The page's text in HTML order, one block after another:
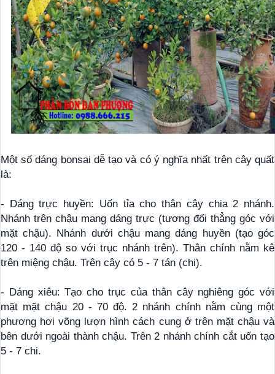
Một số dáng bonsai dễ tạo và có ý nghĩa nhất trên cây quất
là:
- Dáng trực huyền: Uốn tỉa cho thân cây chia 2 nhánh.
Nhánh trên chậu mang dáng trực (tương đối thẳng góc với
mặt chậu). Nhánh dưới chậu mang dáng huyền (tạo góc
120 - 140 độ so với trục nhánh trên). Thân chính nằm kê
trên miệng chậu. Trên cây có 5 - 7 tán (chi).
- Dáng xiêu: Tạo cho trục của thân cây nghiêng góc với
mặt mặt chậu 20 - 70 độ. 2 nhánh chính nằm cùng một
phương hơi võng lượn hình cách cung ở trên mặt chậu và
bên dưới ngoài thành chậu. Trên 2 nhánh chính cắt uốn tạo
5 - 7 chi.